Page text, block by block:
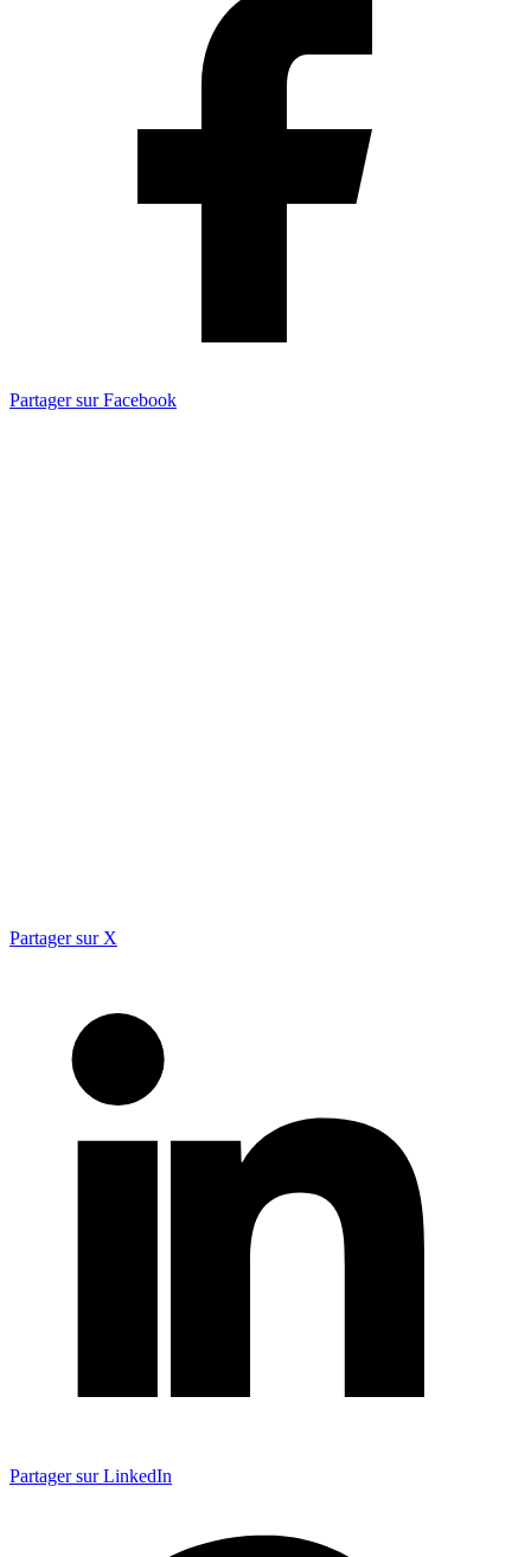
Partager sur Facebook
Partager sur X
Partager sur LinkedIn